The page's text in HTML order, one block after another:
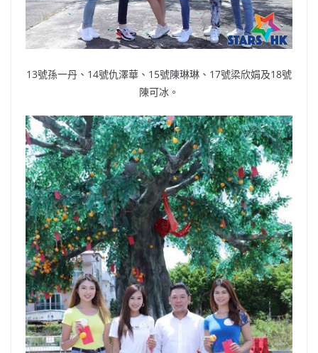
13號孫一丹、14號仇澤華、15號陳琳琳、17號梁欣娟及18號
陳可冰。